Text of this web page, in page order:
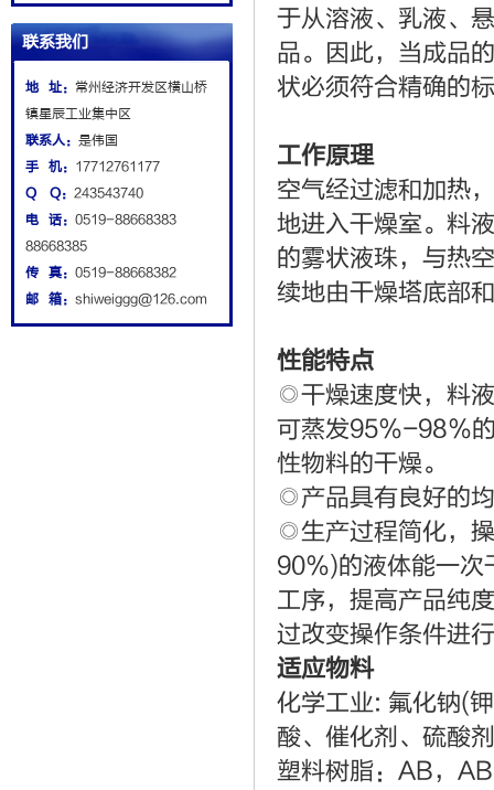
联系我们
地 址： 常州经济开发区横山桥
镇星辰工业集中区
联系人： 是伟国
手 机： 17712761177
Q Q： 243543740
电 话： 0519-88668383
88668385
传 真： 0519-88668382
邮 箱： shiweiggg@126.com
于从溶液、乳液、
品。因此，当成品
状必须符合精确的
工作原理
空气经过滤和加热
地进入干燥室。料
的雾状液珠，与热
续地由干燥塔底部
性能特点
◎干燥速度快，料
可蒸发95％-98％
性物料的干燥。
◎产品具有良好的
◎生产过程简化，
90％)的液体能一次
工序，提高产品纯
过改变操作条件进
适应物料
化学工业: 氟化钠(
酸、催化剂、硫酸
塑料树脂：AB，